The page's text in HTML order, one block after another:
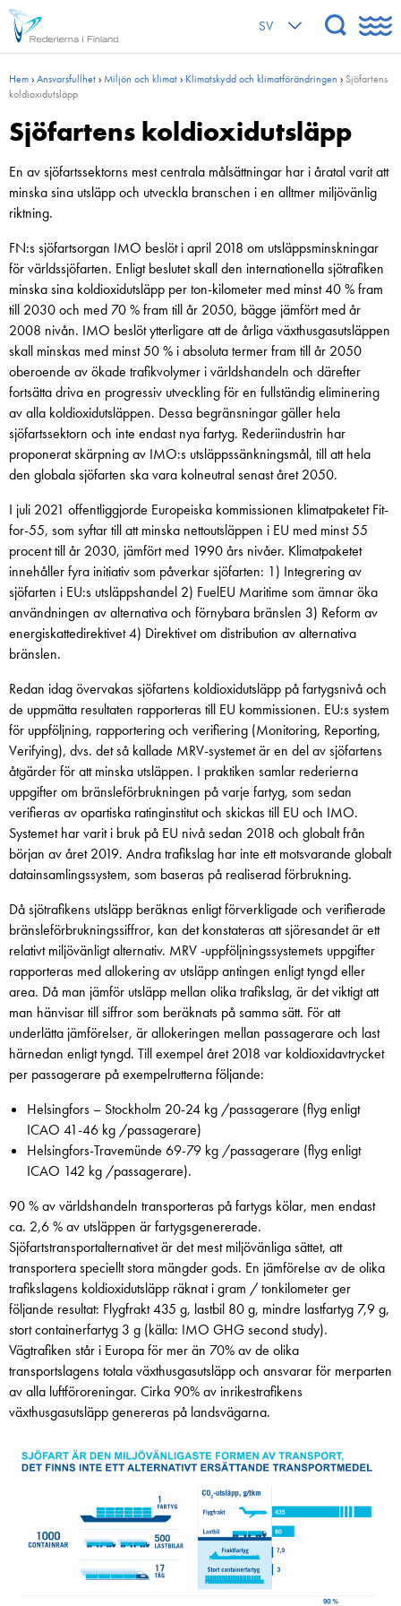
SV
Hem›Ansvarsfullhet›Miljön och klimat› Klimatskydd och klimat­förändringen ›Sjöfartens
koldioxidutsläpp
Sjöfartens koldioxidutsläpp
En av sjöfartssektorns mest centrala målsättningar har i åratal varit att
minska sina utsläpp och utveckla branschen i en alltmer miljövänlig
riktning.
FN:s sjöfartsorgan IMO beslöt i april 2018 om utsläppsminskningar
för världssjöfarten. Enligt beslutet skall den internationella sjötrafiken
minska sina koldioxidutsläpp per ton-kilometer med minst 40 % fram
till 2030 och med 70 % fram till år 2050, bägge jämfört med år
2008 nivån. IMO beslöt ytterligare att de årliga växthusgasutsläppen
skall minskas med minst 50 % i absoluta termer fram till år 2050
oberoende av ökade trafikvolymer i världshandeln och därefter
fortsätta driva en progressiv utveckling för en fullständig eliminering
av alla koldioxidutsläppen. Dessa begränsningar gäller hela
sjöfartssektorn och inte endast nya fartyg. Rederiindustrin har
proponerat skärpning av IMO:s utsläppssänkningsmål, till att hela
den globala sjöfarten ska vara kolneutral senast året 2050.
I juli 2021 offentliggjorde Europeiska kommissionen klimatpaketet Fit-
for-55, som syftar till att minska nettoutsläppen i EU med minst 55
procent till år 2030, jämfört med 1990 års nivåer. Klimatpaketet
innehåller fyra initiativ som påverkar sjöfarten: 1) Integrering av
sjöfarten i EU:s utsläppshandel 2) FuelEU Maritime som ämnar öka
användningen av alternativa och förnybara bränslen 3) Reform av
energiskattedirektivet 4) Direktivet om distribution av alternativa
bränslen.
Redan idag övervakas sjöfartens koldioxidutsläpp på fartygsnivå och
de uppmätta resultaten rapporteras till EU kommissionen. EU:s system
för uppföljning, rapportering och verifiering (Monitoring, Reporting,
Verifying), dvs. det så kallade MRV-systemet är en del av sjöfartens
åtgärder för att minska utsläppen. I praktiken samlar rederierna
uppgifter om bränsleförbrukningen på varje fartyg, som sedan
verifieras av opartiska ratinginstitut och skickas till EU och IMO.
Systemet har varit i bruk på EU nivå sedan 2018 och globalt från
början av året 2019. Andra trafikslag har inte ett motsvarande globalt
datainsamlingssystem, som baseras på realiserad förbrukning.
Då sjötrafikens utsläpp beräknas enligt förverkligade och verifierade
bränsleförbrukningssiffror, kan det konstateras att sjöresandet är ett
relativt miljövänligt alternativ. MRV -uppföljningssystemets uppgifter
rapporteras med allokering av utsläpp antingen enligt tyngd eller
area. Då man jämför utsläpp mellan olika trafikslag, är det viktigt att
man hänvisar till siffror som beräknats på samma sätt. För att
underlätta jämförelser, är allokeringen mellan passagerare och last
härnedan enligt tyngd. Till exempel året 2018 var koldioxidavtrycket
per passagerare på exempelrutterna följande:
Helsingfors – Stockholm 20-24 kg /passagerare (flyg enligt
ICAO 41-46 kg /passagerare)
Helsingfors-Travemünde 69-79 kg /passagerare (flyg enligt
ICAO 142 kg /passagerare).
90 % av världshandeln transporteras på fartygs kölar, men endast
ca. 2,6 % av utsläppen är fartygsgenererade.
Sjöfartstransportalternativet är det mest miljövänliga sättet, att
transportera speciellt stora mängder gods. En jämförelse av de olika
trafikslagens koldioxidutsläpp räknat i gram / tonkilometer ger
följande resultat: Flygfrakt 435 g, lastbil 80 g, mindre lastfartyg 7,9 g,
stort containerfartyg 3 g (källa: IMO GHG second study).
Vägtrafiken står i Europa för mer än 70% av de olika
transportslagens totala växthusgasutsläpp och ansvarar för merparten
av alla luftföroreningar. Cirka 90% av inrikestrafikens
växthusgasutsläpp genereras på landsvägarna.